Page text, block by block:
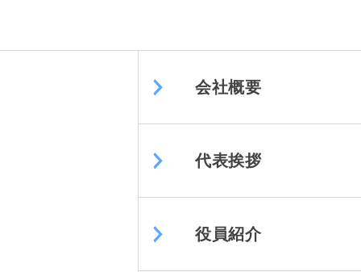
会社概要
代表挨拶
役員紹介